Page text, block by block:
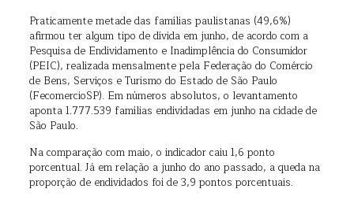
Praticamente metade das famílias paulistanas (49,6%)
afirmou ter algum tipo de dívida em junho, de acordo com a
Pesquisa de Endividamento e Inadimplência do Consumidor
(PEIC), realizada mensalmente pela Federação do Comércio
de Bens, Serviços e Turismo do Estado de São Paulo
(FecomercioSP). Em números absolutos, o levantamento
aponta 1.777.539 famílias endividadas em junho na cidade de
São Paulo.
Na comparação com maio, o indicador caiu 1,6 ponto
porcentual. Já em relação a junho do ano passado, a queda na
proporção de endividados foi de 3,9 pontos porcentuais.